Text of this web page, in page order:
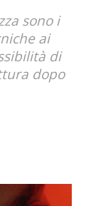
sono i
ai
di
dopo